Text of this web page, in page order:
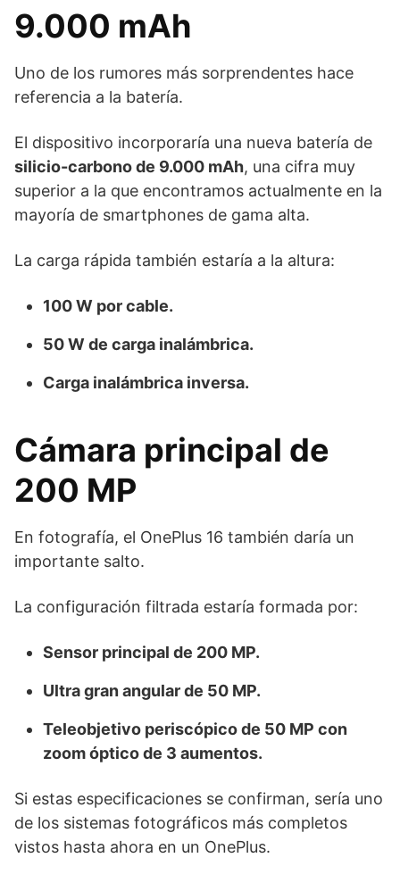
9.000 mAh
Uno de los rumores más sorprendentes hace
referencia a la batería.
El dispositivo incorporaría una nueva batería de
silicio-carbono de 9.000 mAh, una cifra muy
superior a la que encontramos actualmente en la
mayoría de smartphones de gama alta.
La carga rápida también estaría a la altura:
100 W por cable.
50 W de carga inalámbrica.
Carga inalámbrica inversa.
Cámara principal de
200 MP
En fotografía, el OnePlus 16 también daría un
importante salto.
La configuración filtrada estaría formada por:
Sensor principal de 200 MP.
Ultra gran angular de 50 MP.
Teleobjetivo periscópico de 50 MP con
zoom óptico de 3 aumentos.
Si estas especificaciones se confirman, sería uno
de los sistemas fotográficos más completos
vistos hasta ahora en un OnePlus.